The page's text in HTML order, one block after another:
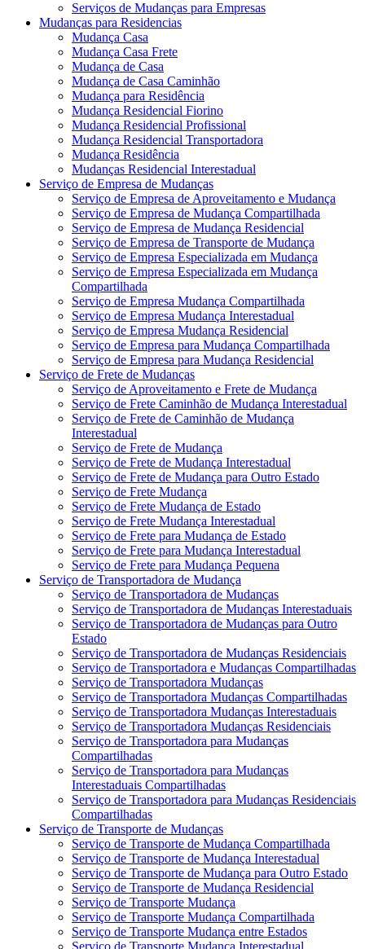
Serviços de Mudanças para Empresas
Mudanças para Residencias
Mudança Casa
Mudança Casa Frete
Mudança de Casa
Mudança de Casa Caminhão
Mudança para Residência
Mudança Residencial Fiorino
Mudança Residencial Profissional
Mudança Residencial Transportadora
Mudança Residência
Mudanças Residencial Interestadual
Serviço de Empresa de Mudanças
Serviço de Empresa de Aproveitamento e Mudança
Serviço de Empresa de Mudança Compartilhada
Serviço de Empresa de Mudança Residencial
Serviço de Empresa de Transporte de Mudança
Serviço de Empresa Especializada em Mudança
Serviço de Empresa Especializada em Mudança
Compartilhada
Serviço de Empresa Mudança Compartilhada
Serviço de Empresa Mudança Interestadual
Serviço de Empresa Mudança Residencial
Serviço de Empresa para Mudança Compartilhada
Serviço de Empresa para Mudança Residencial
Serviço de Frete de Mudanças
Serviço de Aproveitamento e Frete de Mudança
Serviço de Frete Caminhão de Mudança Interestadual
Serviço de Frete de Caminhão de Mudança
Interestadual
Serviço de Frete de Mudança
Serviço de Frete de Mudança Interestadual
Serviço de Frete de Mudança para Outro Estado
Serviço de Frete Mudança
Serviço de Frete Mudança de Estado
Serviço de Frete Mudança Interestadual
Serviço de Frete para Mudança de Estado
Serviço de Frete para Mudança Interestadual
Serviço de Frete para Mudança Pequena
Serviço de Transportadora de Mudança
Serviço de Transportadora de Mudanças
Serviço de Transportadora de Mudanças Interestaduais
Serviço de Transportadora de Mudanças para Outro
Estado
Serviço de Transportadora de Mudanças Residenciais
Serviço de Transportadora e Mudanças Compartilhadas
Serviço de Transportadora Mudanças
Serviço de Transportadora Mudanças Compartilhadas
Serviço de Transportadora Mudanças Interestaduais
Serviço de Transportadora Mudanças Residenciais
Serviço de Transportadora para Mudanças
Compartilhadas
Serviço de Transportadora para Mudanças
Interestaduais Compartilhadas
Serviço de Transportadora para Mudanças Residenciais
Compartilhadas
Serviço de Transporte de Mudanças
Serviço de Transporte de Mudança Compartilhada
Serviço de Transporte de Mudança Interestadual
Serviço de Transporte de Mudança para Outro Estado
Serviço de Transporte de Mudança Residencial
Serviço de Transporte Mudança
Serviço de Transporte Mudança Compartilhada
Serviço de Transporte Mudança entre Estados
Serviço de Transporte Mudança Interestadual